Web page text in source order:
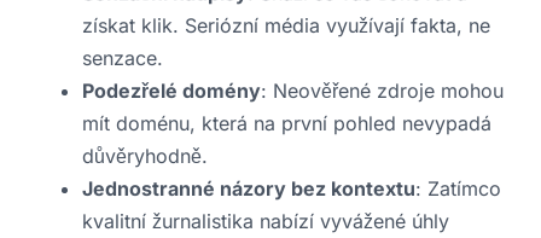
získat klik. Seriózní média využívají fakta, ne
senzace.
Podezřelé domény: Neověřené zdroje mohou
mít doménu, která na první pohled nevypadá
důvěryhodně.
Jednostranné názory bez kontextu: Zatímco
kvalitní žurnalistika nabízí vyvážené úhly